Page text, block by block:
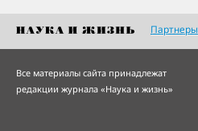
Партнеры
Все материалы сайта принадлежат
редакции журнала «Наука и жизнь»